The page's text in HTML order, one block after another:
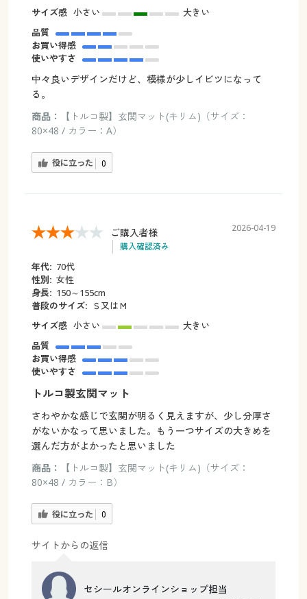
サイズ感 小さい
大きい
品質
お買い得感
使いやすさ
中々良いデザインだけど、模様が少しイビツになって
る。
商品：
【トルコ製】玄関マット(キリム)（サイズ：
80×48 / カラー：A）
役に立った 0
ご購入者様
購入確認済み
2026-04-19
年代: 70代
性別: 女性
身長: 150～155cm
普段のサイズ: Ｓ又はＭ
サイズ感 小さい
大きい
品質
お買い得感
使いやすさ
トルコ製玄関マット
さわやかな感じで玄関が明るく見えますが、少し分厚さ
がないかなって思いました。もう一つサイズの大きめを
選んだ方がよかったと思いました
商品：
【トルコ製】玄関マット(キリム)（サイズ：
80×48 / カラー：B）
役に立った 0
サイトからの返信
セシールオンラインショップ担当